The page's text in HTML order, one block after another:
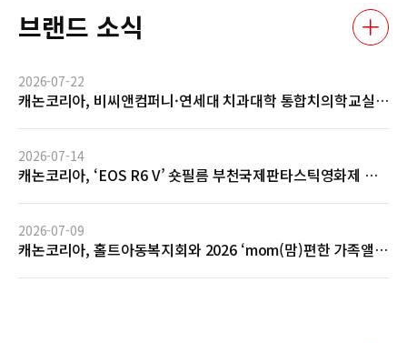
브랜드 소식
2026-07-22
캐논코리아, 비씨앤컴퍼니·연세대 치과대학 통합치의학교실
2026-07-14
캐논코리아, ‘EOS R6 V’ 숏필름 부천국제판타스틱영화제 공
2026-07-09
캐논코리아, 홀트아동복지회와 2026 ‘mom(맘)편한 가족앨